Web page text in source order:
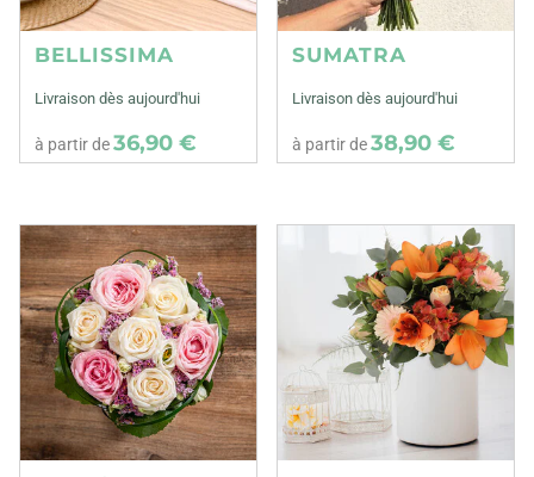
BELLISSIMA
Livraison dès aujourd'hui
à partir de36,90 €
SUMATRA
Livraison dès aujourd'hui
à partir de38,90 €